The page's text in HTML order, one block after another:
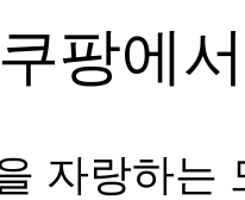
팡에
자랑하는